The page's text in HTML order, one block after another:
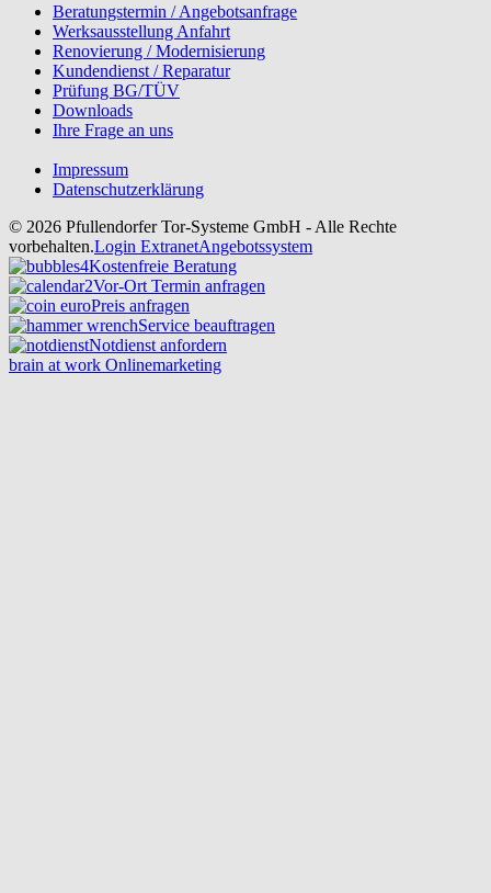
Beratungstermin / Angebotsanfrage
Werksausstellung Anfahrt
Renovierung / Modernisierung
Kundendienst / Reparatur
Prüfung BG/TÜV
Downloads
Ihre Frage an uns
Impressum
Datenschutzerklärung
© 2026 Pfullendorfer Tor-Systeme GmbH - Alle Rechte
vorbehalten.Login ExtranetAngebotssystem
Kostenfreie Beratung
Vor-Ort Termin anfragen
Preis anfragen
Service beauftragen
Notdienst anfordern
brain at work Onlinemarketing